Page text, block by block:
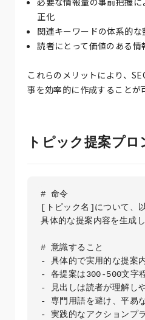
正化
関連キーワードの体系的
読者にとって価値のある情
これらのメリットにより、
事を効率的に作成することが
トピック提案プ
# 命令
[トピック名]について、
具体的な提案内容を生成
# 意識すること
- 具体的で実用的な提案
- 各提案は300-500文字
- 見出しは読者が理解し
- 専門用語を避け、平易
- 実践的なアクションプ